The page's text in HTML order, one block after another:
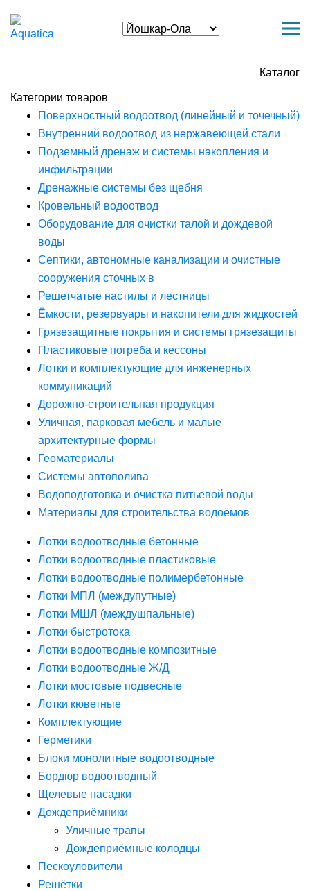
Каталог
Категории товаров
Поверхностный водоотвод (линейный и точечный)
Внутренний водоотвод из нержавеющей стали
Подземный дренаж и системы накопления и
инфильтрации
Дренажные системы без щебня
Кровельный водоотвод
Оборудование для очистки талой и дождевой
воды
Септики, автономные канализации и очистные
сооружения сточных в
Решетчатые настилы и лестницы
Ёмкости, резервуары и накопители для жидкостей
Грязезащитные покрытия и системы грязезащиты
Пластиковые погреба и кессоны
Лотки и комплектующие для инженерных
коммуникаций
Дорожно-строительная продукция
Уличная, парковая мебель и малые
архитектурные формы
Геоматериалы
Системы автополива
Водоподготовка и очистка питьевой воды
Материалы для строительства водоёмов
Лотки водоотводные бетонные
Лотки водоотводные пластиковые
Лотки водоотводные полимербетонные
Лотки МПЛ (междупутные)
Лотки МШЛ (междушпальные)
Лотки быстротока
Лотки водоотводные композитные
Лотки водоотводные Ж/Д
Лотки мостовые подвесные
Лотки кюветные
Комплектующие
Герметики
Блоки монолитные водоотводные
Бордюр водоотводный
Щелевые насадки
Дождеприёмники
Уличные трапы
Дождеприёмные колодцы
Пескоуловители
Решётки